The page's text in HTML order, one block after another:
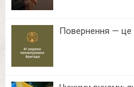
Повернення — це